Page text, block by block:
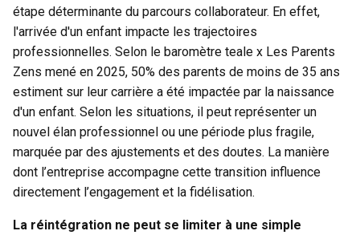
étape déterminante du parcours collaborateur. En effet,
l'arrivée d'un enfant impacte les trajectoires
professionnelles. Selon le baromètre teale x Les Parents
Zens mené en 2025, 50% des parents de moins de 35 ans
estiment sur leur carrière a été impactée par la naissance
d'un enfant. Selon les situations, il peut représenter un
nouvel élan professionnel ou une période plus fragile,
marquée par des ajustements et des doutes. La manière
dont l’entreprise accompagne cette transition influence
directement l’engagement et la fidélisation.
La réintégration ne peut se limiter à une simple